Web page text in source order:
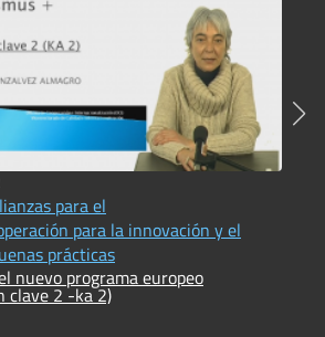
para el
para la innovación y el
prácticas
nuevo programa europeo
clave 2 -ka 2)